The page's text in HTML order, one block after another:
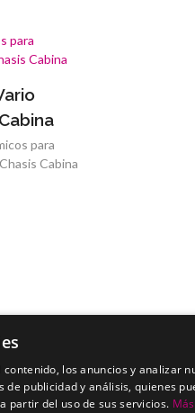
para
Cabina
los anuncios y analizar
de publicidad y análisis, quienes
partir del uso de sus servicios.